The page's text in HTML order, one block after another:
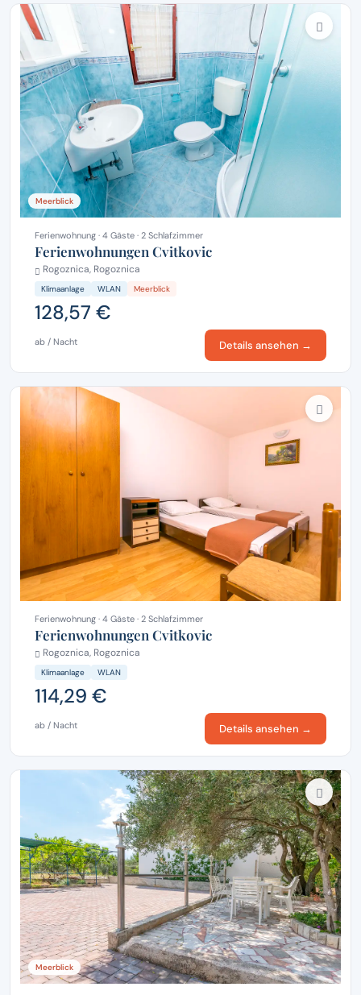
Meerblick
Ferienwohnung · 4 Gäste · 2 Schlafzimmer
Ferienwohnungen Cvitkovic
Rogoznica, Rogoznica
Klimaanlage WLAN Meerblick
128,57 €
ab / Nacht Details ansehen →
Ferienwohnung · 4 Gäste · 2 Schlafzimmer
Ferienwohnungen Cvitkovic
Rogoznica, Rogoznica
Klimaanlage WLAN
114,29 €
ab / Nacht Details ansehen →
Meerblick